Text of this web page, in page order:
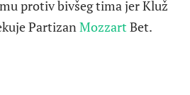
protiv bivšeg tima jer Kluž
PartizanMozzartBet.